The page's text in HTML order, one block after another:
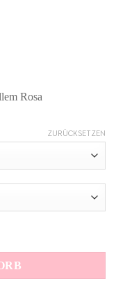
Rosa
ZURÜCKSETZEN